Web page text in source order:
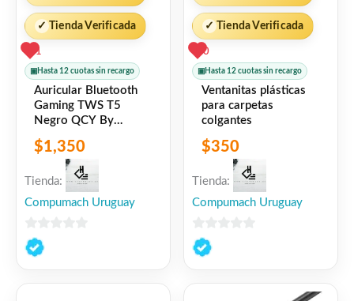
✓ Tienda Verificada
1
▣ Hasta 12 cuotas sin recargo
Auricular Bluetooth
Gaming TWS T5
Negro QCY By
Xiaomi
$1,350
Tienda:
Compumach Uruguay
0
de
✓ Tienda Verificada
0
▣ Hasta 12 cuotas sin recargo
Ventanitas plásticas
para carpetas
colgantes
$350
Tienda:
Compumach Uruguay
0
de